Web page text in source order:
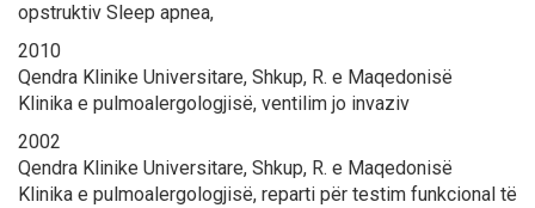
opstruktiv Sleep apnea,
2010
Qendra Klinike Universitare, Shkup, R. e Maqedonisë
Klinika e pulmoalergologjisë, ventilim jo invaziv
2002
Qendra Klinike Universitare, Shkup, R. e Maqedonisë
Klinika e pulmoalergologjisë, reparti për testim funkcional të